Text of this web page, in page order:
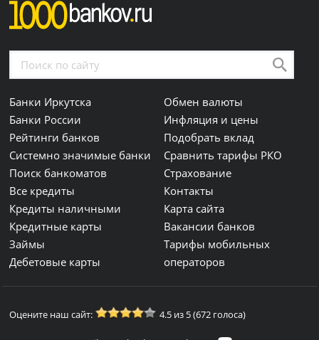
Банки Иркутска
Банки России
Рейтинги банков
Системно значимые банки
Поиск банкоматов
Все кредиты
Кредиты наличными
Кредитные карты
Займы
Дебетовые карты
Обмен валюты
Инфляция и цены
Подобрать вклад
Сравнить тарифы РКО
Страхование
Контакты
Карта сайта
Вакансии банков
Тарифы мобильных
операторов
Оцените наш сайт: 4.5 из 5 (672 голоса)